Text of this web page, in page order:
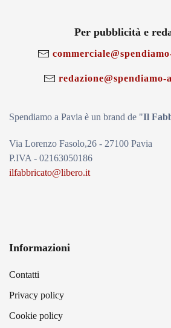
Per pubblicità e
redazione@spendiamo-
Spendiamo a Pavia è un brand de "Il
Via Lorenzo Fasolo,26 - 27100 Pavia
P.IVA - 02163050186
ilfabbricato@libero.it
Informazioni
Contatti
Privacy policy
Cookie policy